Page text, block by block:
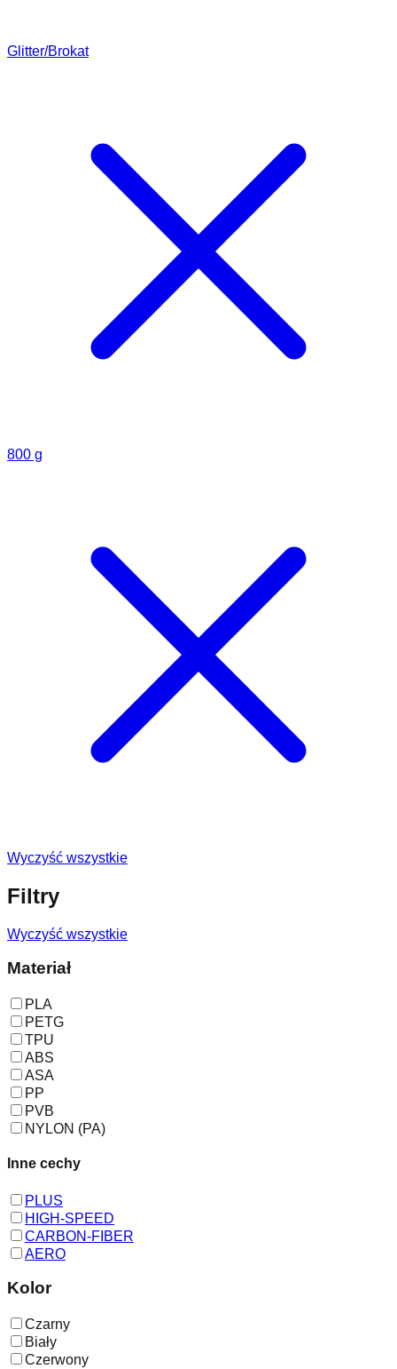
Glitter/Brokat
800 g
Wyczyść wszystkie
Filtry
Wyczyść wszystkie
Materiał
PLA
PETG
TPU
ABS
ASA
PP
PVB
NYLON (PA)
Inne cechy
PLUS
HIGH-SPEED
CARBON-FIBER
AERO
Kolor
Czarny
Biały
Czerwony